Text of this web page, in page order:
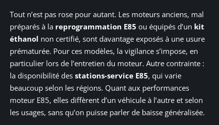
Tout n’est pas rose pour autant. Les moteurs anciens, mal
préparés à la reprogrammation E85 ou équipés d’un kit
éthanol non certifié, sont davantage exposés à une usure
prématurée. Pour ces modèles, la vigilance s’impose, en
particulier lors de l’entretien du moteur. Autre contrainte :
la disponibilité des stations-service E85, qui varie
beaucoup selon les régions. Quant aux performances
moteur E85, elles diffèrent d’un véhicule à l’autre et selon
les usages, sans qu’on puisse parler de baisse généralisée.